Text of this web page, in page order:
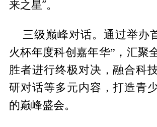
来之星”。
三级巅峰对话。通过举办
火杯年度科创嘉年华”，汇聚
胜者进行终极对决，融合科
研对话等多元内容，打造青
的巅峰盛会。